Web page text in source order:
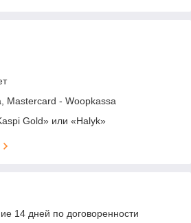
Mastercard - Woopkassa
Gold» или «Halyk»
14 дней по договоренности